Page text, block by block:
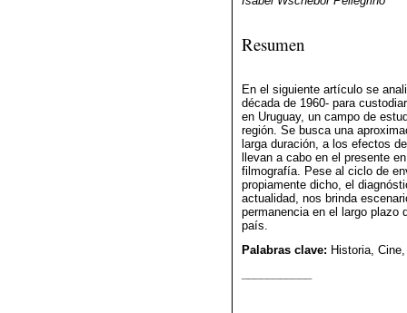
Resumen
En el siguiente artículo se
década de 1960- para
en Uruguay, un campo de
región. Se busca una
larga duración, a los efectos
llevan a cabo en el presente
filmografía. Pese al ciclo de
propiamente dicho, el
actualidad, nos brinda
permanencia en el largo plazo
país.
Palabras clave: Historia,